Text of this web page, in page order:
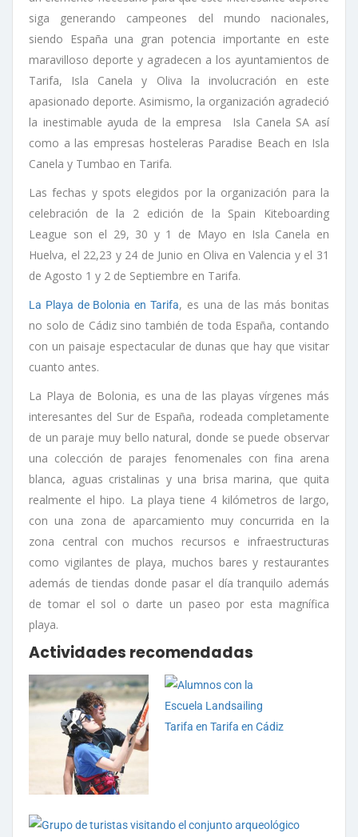
siga generando campeones del mundo nacionales,
siendo España una gran potencia importante en este
maravilloso deporte y agradecen a los ayuntamientos de
Tarifa, Isla Canela y Oliva la involucración en este
apasionado deporte. Asimismo, la organización agradeció
la inestimable ayuda de la empresa Isla Canela SA así
como a las empresas hosteleras Paradise Beach en Isla
Canela y Tumbao en Tarifa.
Las fechas y spots elegidos por la organización para la
celebración de la 2 edición de la Spain Kiteboarding
League son el 29, 30 y 1 de Mayo en Isla Canela en
Huelva, el 22,23 y 24 de Junio en Oliva en Valencia y el 31
de Agosto 1 y 2 de Septiembre en Tarifa.
La Playa de Bolonia en Tarifa, es una de las más bonitas
no solo de Cádiz sino también de toda España, contando
con un paisaje espectacular de dunas que hay que visitar
cuanto antes.
La Playa de Bolonia, es una de las playas vírgenes más
interesantes del Sur de España, rodeada completamente
de un paraje muy bello natural, donde se puede observar
una colección de parajes fenomenales con fina arena
blanca, aguas cristalinas y una brisa marina, que quita
realmente el hipo. La playa tiene 4 kilómetros de largo,
con una zona de aparcamiento muy concurrida en la
zona central con muchos recursos e infraestructuras
como vigilantes de playa, muchos bares y restaurantes
además de tiendas donde pasar el día tranquilo además
de tomar el sol o darte un paseo por esta magnífica
playa.
Actividades recomendadas